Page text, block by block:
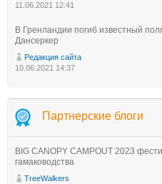
11.06.2021 12:41
В Гренландии погиб известный
Дансеркер
Редакция сайта
10.06.2021 14:37
Партнерские блоги
BIG CANOPY CAMPOUT 2023
гамаководства
TreeWalkers